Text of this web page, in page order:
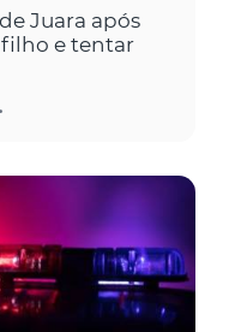
Juara após
filho e tentar